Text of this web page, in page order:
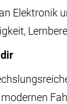
Elektronik